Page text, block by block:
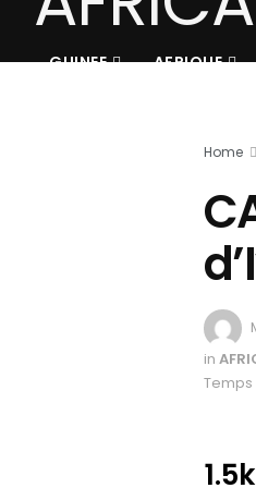
GUINEE AFRIQUE
Home
in
1.5k